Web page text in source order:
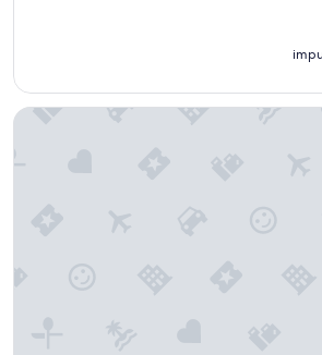
t
Marriott Myrtle Beach Resort & Spa at